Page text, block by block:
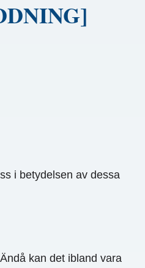
i betydelsen av dessa
kan det ibland vara